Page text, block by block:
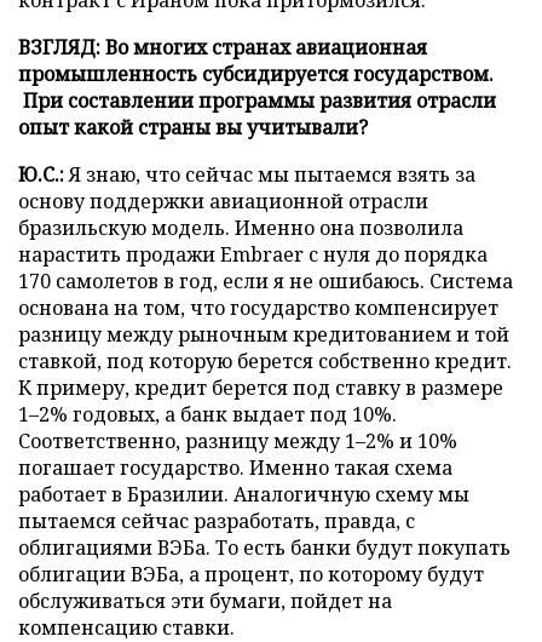
ВЗГЛЯД: Во многих странах авиационная
промышленность субсидируется государством.
При составлении программы развития отрасли
опыт какой страны вы учитывали?
Ю.С.:Я знаю, что сейчас мы пытаемся взять за
основу поддержки авиационной отрасли
бразильскую модель. Именно она позволила
нарастить продажи Embraer с нуля до порядка
170 самолетов в год, если я не ошибаюсь. Система
основана на том, что государство компенсирует
разницу между рыночным кредитованием и той
ставкой, под которую берется собственно кредит.
К примеру, кредит берется под ставку в размере
1–2% годовых, а банк выдает под 10%.
Соответственно, разницу между 1–2% и 10%
погашает государство. Именно такая схема
работает в Бразилии. Аналогичную схему мы
пытаемся сейчас разработать, правда, с
облигациями ВЭБа. То есть банки будут покупать
облигации ВЭБа, а процент, по которому будут
обслуживаться эти бумаги, пойдет на
компенсацию ставки.